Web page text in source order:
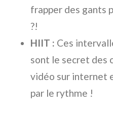
frapper des gants
?!
HIIT : Ces
sont le secret des
vidéo sur internet
par le rythme !